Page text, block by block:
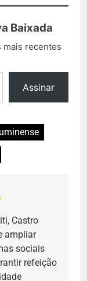
Baixada
mais recentes
Assinar
Castro
ampliar
sociais
refeição